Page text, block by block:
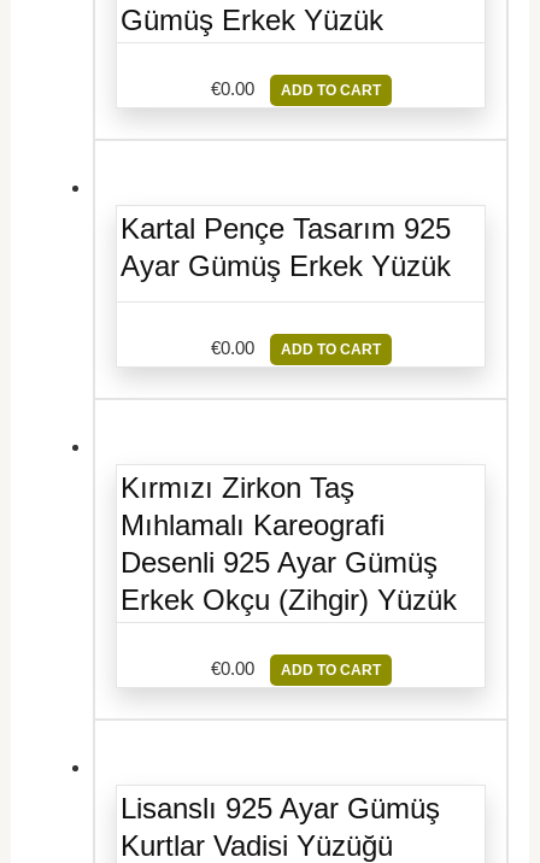
Gümüş Erkek Yüzük
€0.00 ADD TO CART
Kartal Pençe Tasarım 925
Ayar Gümüş Erkek Yüzük
€0.00 ADD TO CART
Kırmızı Zirkon Taş
Mıhlamalı Kareografi
Desenli 925 Ayar Gümüş
Erkek Okçu (Zihgir) Yüzük
€0.00 ADD TO CART
Lisanslı 925 Ayar Gümüş
Kurtlar Vadisi Yüzüğü